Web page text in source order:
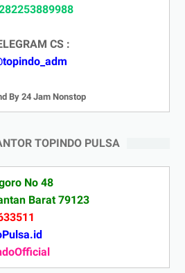
CS :
By 24 Jam Nonstop
TOPINDO PULSA
No 48
Barat 79123